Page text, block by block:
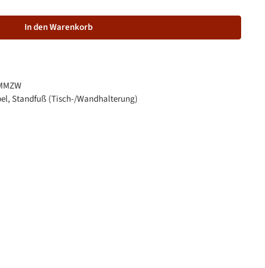
In den Warenkorb
Standfuß (Tisch-/Wandhalterung)